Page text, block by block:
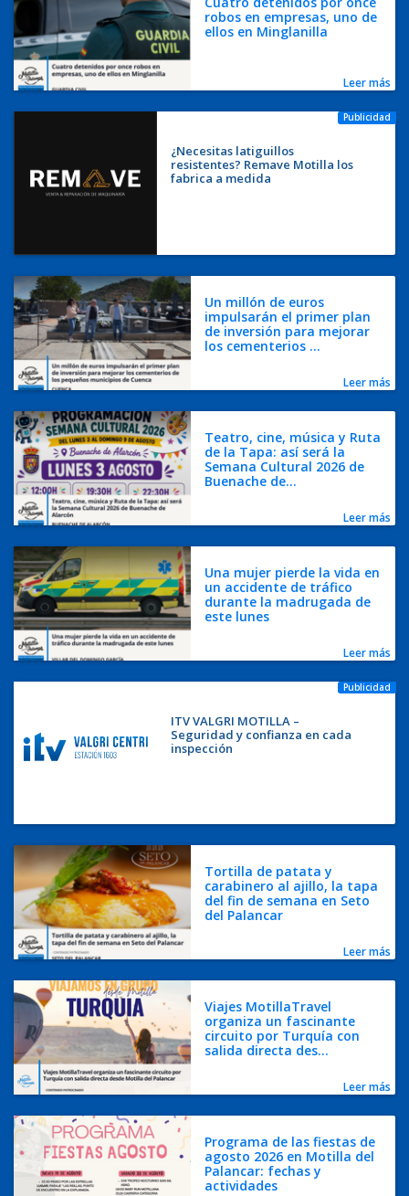
robos en empresas, uno de
ellos en Minglanilla
Leer más
Publicidad
¿Necesitas latiguillos
resistentes? Remave Motilla los
fabrica a medida
Un millón de euros
impulsarán el primer plan
de inversión para mejorar
los cementerios ...
Leer más
Teatro, cine, música y Ruta
de la Tapa: así será la
Semana Cultural 2026 de
Buenache de...
Leer más
Una mujer pierde la vida en
un accidente de tráfico
durante la madrugada de
este lunes
Leer más
Publicidad
ITV VALGRI MOTILLA –
Seguridad y confianza en cada
inspección
Tortilla de patata y
carabinero al ajillo, la tapa
del fin de semana en Seto
del Palancar
Leer más
Viajes MotillaTravel
organiza un fascinante
circuito por Turquía con
salida directa des...
Leer más
Programa de las fiestas de
agosto 2026 en Motilla del
Palancar: fechas y
actividades